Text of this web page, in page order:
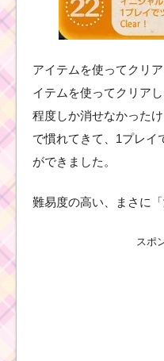
アイテムを使ってクリ
イテムを使ってクリア
程度しか消せなかった
で慣れてきて、1プレイ
ができました。
難易度の高い、まさに
スポ